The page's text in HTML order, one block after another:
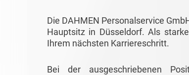
Die DAHMEN Personalservice
Hauptsitz in Düsseldorf. Als
Ihrem nächsten Karriereschritt.
Bei der ausgeschriebenen